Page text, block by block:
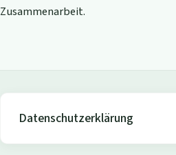
Zusammenarbeit.
Datenschutzerklärung